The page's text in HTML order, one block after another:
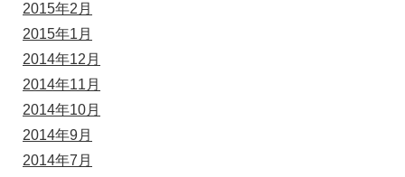
2015年2月
2015年1月
2014年12月
2014年11月
2014年10月
2014年9月
2014年7月